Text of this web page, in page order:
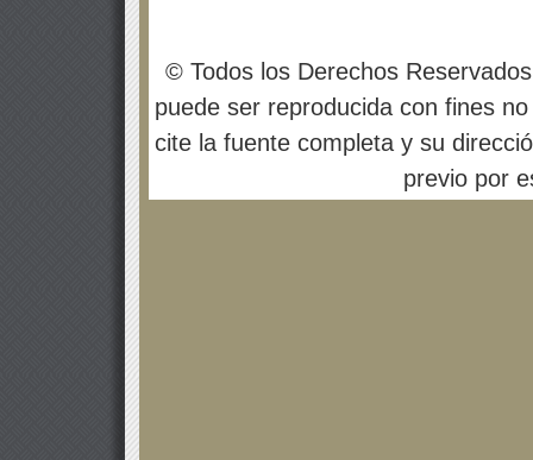
© Todos los Derechos
puede ser reproducida con fines
cite la fuente completa y su
previo por